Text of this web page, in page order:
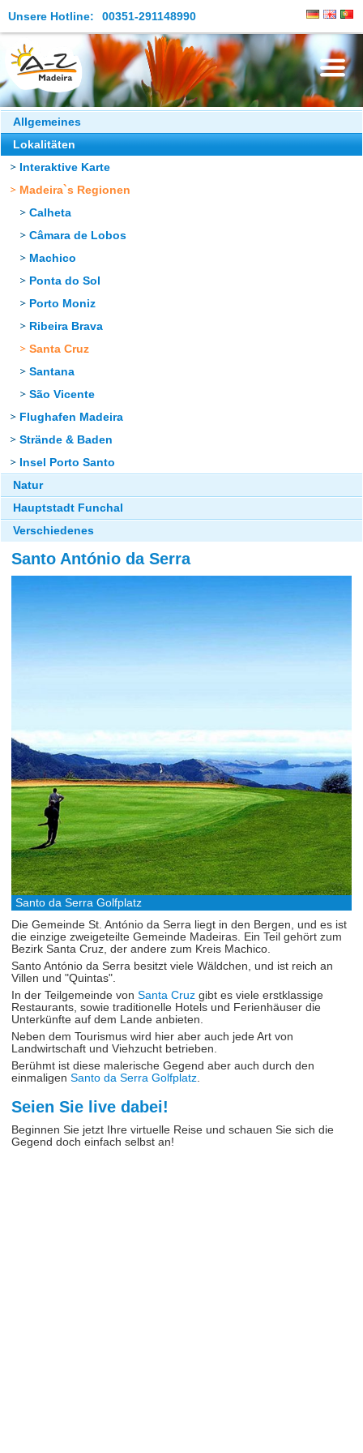
Unsere Hotline: 00351-291148990
Die Insel
Madeira Erleben
Aktuelles
Reiseangebote
Kontakt
Allgemeines
Lokalitäten
Interaktive Karte
Madeira`s Regionen
Calheta
Câmara de Lobos
Machico
Ponta do Sol
Porto Moniz
Ribeira Brava
Santa Cruz
Santana
São Vicente
Flughafen Madeira
Strände & Baden
Insel Porto Santo
Natur
Hauptstadt Funchal
Verschiedenes
Santo António da Serra
Santo da Serra Golfplatz
Die Gemeinde St. António da Serra liegt in den Bergen, und es ist
die einzige zweigeteilte Gemeinde Madeiras. Ein Teil gehört zum
Bezirk Santa Cruz, der andere zum Kreis Machico.
Santo António da Serra besitzt viele Wäldchen, und ist reich an
Villen und "Quintas".
In der Teilgemeinde von Santa Cruz gibt es viele erstklassige
Restaurants, sowie traditionelle Hotels und Ferienhäuser die
Unterkünfte auf dem Lande anbieten.
Neben dem Tourismus wird hier aber auch jede Art von
Landwirtschaft und Viehzucht betrieben.
Berühmt ist diese malerische Gegend aber auch durch den
einmaligen Santo da Serra Golfplatz.
Seien Sie live dabei!
Beginnen Sie jetzt Ihre virtuelle Reise und schauen Sie sich die
Gegend doch einfach selbst an!